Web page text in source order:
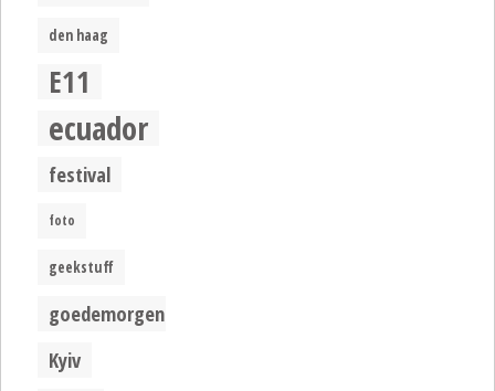
den haag
E11
ecuador
festival
foto
geekstuff
goedemorgen
Kyiv